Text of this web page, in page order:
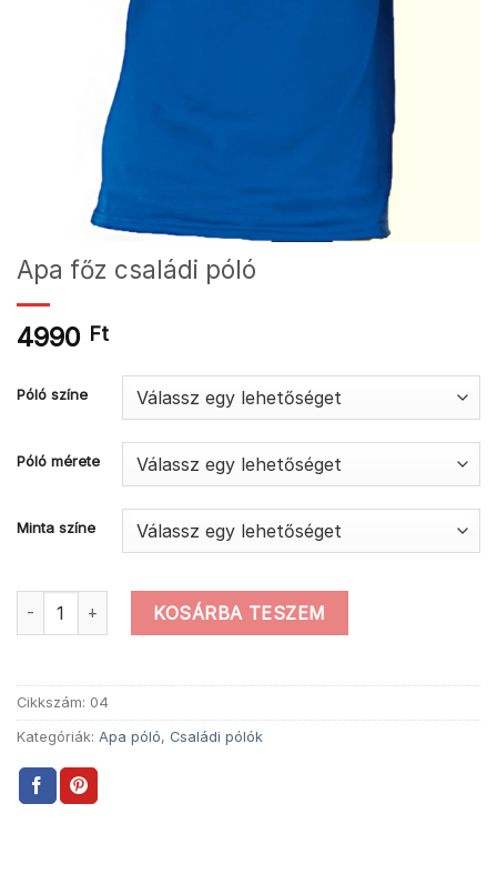
Apa főz családi póló
4990 Ft
Póló színe
Póló mérete
Minta színe
Apa főz családi póló mennyiség
KOSÁRBA TESZEM
Cikkszám: 04
Kategóriák: Apa póló, Családi pólók